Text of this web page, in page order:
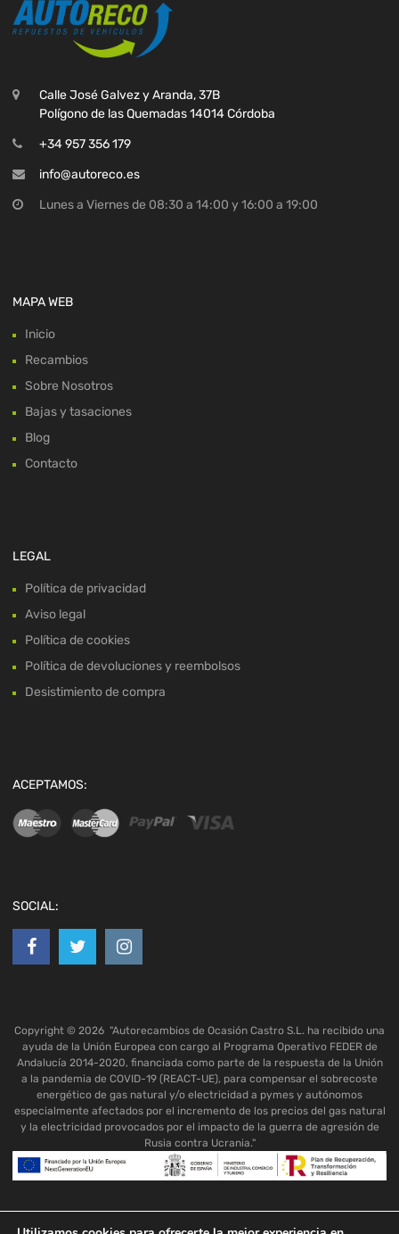
Calle José Galvez y Aranda, 37B
Polígono de las Quemadas 14014 Córdoba
+34 957 356 179
info@autoreco.es
Lunes a Viernes de 08:30 a 14:00 y 16:00 a 19:00
MAPA WEB
Inicio
Recambios
Sobre Nosotros
Bajas y tasaciones
Blog
Contacto
LEGAL
Política de privacidad
Aviso legal
Política de cookies
Política de devoluciones y reembolsos
Desistimiento de compra
ACEPTAMOS:
SOCIAL:
Copyright © 2026 "Autorecambios de Ocasión Castro S.L. ha recibido una
ayuda de la Unión Europea con cargo al Programa Operativo FEDER de
Andalucía 2014-2020, financiada como parte de la respuesta de la Unión
a la pandemia de COVID-19 (REACT-UE), para compensar el sobrecoste
energético de gas natural y/o electricidad a pymes y autónomos
especialmente afectados por el incremento de los precios del gas natural
y la electricidad provocados por el impacto de la guerra de agresión de
Rusia contra Ucrania."